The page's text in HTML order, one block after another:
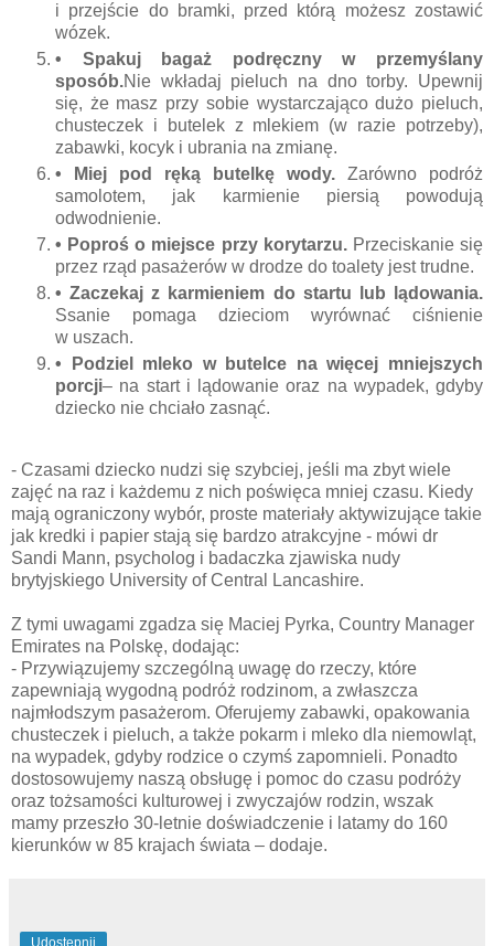
i przejście do bramki, przed którą możesz zostawić
wózek.
• Spakuj bagaż podręczny w przemyślany
sposób.Nie wkładaj pieluch na dno torby. Upewnij
się, że masz przy sobie wystarczająco dużo pieluch,
chusteczek i butelek z mlekiem (w razie potrzeby),
zabawki, kocyk i ubrania na zmianę.
• Miej pod ręką butelkę wody. Zarówno podróż
samolotem, jak karmienie piersią powodują
odwodnienie.
• Poproś o miejsce przy korytarzu.Przeciskanie się
przez rząd pasażerów w drodze do toalety jest trudne.
• Zaczekaj z karmieniem do startu lub lądowania.
Ssanie pomaga dzieciom wyrównać ciśnienie
w uszach.
• Podziel mleko w butelce na więcej mniejszych
porcji– na start i lądowanie oraz na wypadek, gdyby
dziecko nie chciało zasnąć.
- Czasami dziecko nudzi się szybciej, jeśli ma zbyt wiele
zajęć na raz i każdemu z nich poświęca mniej czasu. Kiedy
mają ograniczony wybór, proste materiały aktywizujące takie
jak kredki i papier stają się bardzo atrakcyjne - mówi dr
Sandi Mann, psycholog i badaczka zjawiska nudy
brytyjskiego University of Central Lancashire.
Z tymi uwagami zgadza się Maciej Pyrka, Country Manager
Emirates na Polskę, dodając:
- Przywiązujemy szczególną uwagę do rzeczy, które
zapewniają wygodną podróż rodzinom, a zwłaszcza
najmłodszym pasażerom. Oferujemy zabawki, opakowania
chusteczek i pieluch, a także pokarm i mleko dla niemowląt,
na wypadek, gdyby rodzice o czymś zapomnieli. Ponadto
dostosowujemy naszą obsługę i pomoc do czasu podróży
oraz tożsamości kulturowej i zwyczajów rodzin, wszak
mamy przeszło 30-letnie doświadczenie i latamy do 160
kierunków w 85 krajach świata – dodaje.
Udostępnij